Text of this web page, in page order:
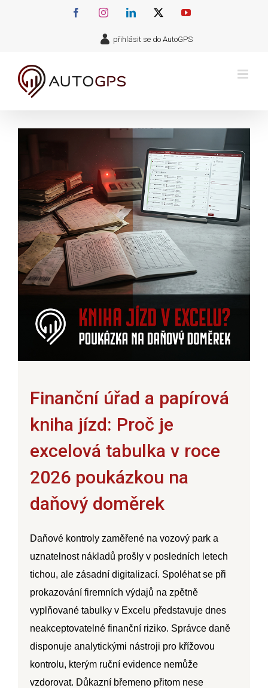
FacebookInstagramLinkedIn YouTube
přihlásit se do AutoGPS
Finanční úřad a papírová
kniha jízd: Proč je
excelová tabulka v roce
2026 poukázkou na
daňový doměrek
Daňové kontroly zaměřené na vozový park a
uznatelnost nákladů prošly v posledních letech
tichou, ale zásadní digitalizací. Spoléhat se při
prokazování firemních výdajů na zpětně
vyplňované tabulky v Excelu představuje dnes
neakceptovatelné finanční riziko. Správce daně
disponuje analytickými nástroji pro křížovou
kontrolu, kterým ruční evidence nemůže
vzdorovat. Důkazní břemeno přitom nese